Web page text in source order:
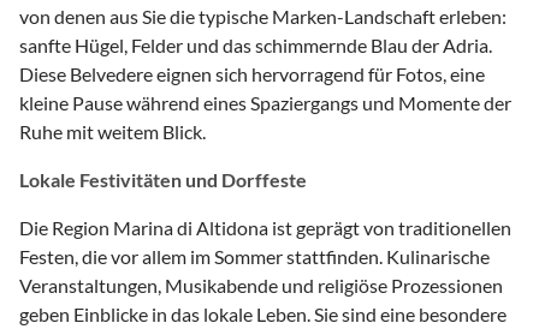
von denen aus Sie die typische Marken-Landschaft erleben:
sanfte Hügel, Felder und das schimmernde Blau der Adria.
Diese Belvedere eignen sich hervorragend für Fotos, eine
kleine Pause während eines Spaziergangs und Momente der
Ruhe mit weitem Blick.
Lokale Festivitäten und Dorffeste
Die Region Marina di Altidona ist geprägt von traditionellen
Festen, die vor allem im Sommer stattfinden. Kulinarische
Veranstaltungen, Musikabende und religiöse Prozessionen
geben Einblicke in das lokale Leben. Sie sind eine besondere